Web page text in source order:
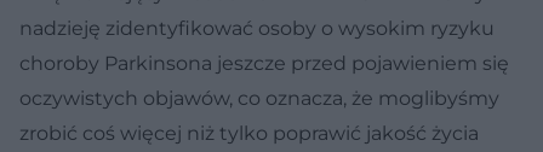
nadzieję zidentyfikować osoby o wysokim ryzyku
choroby Parkinsona jeszcze przed pojawieniem się
oczywistych objawów, co oznacza, że moglibyśmy
zrobić coś więcej niż tylko poprawić jakość życia